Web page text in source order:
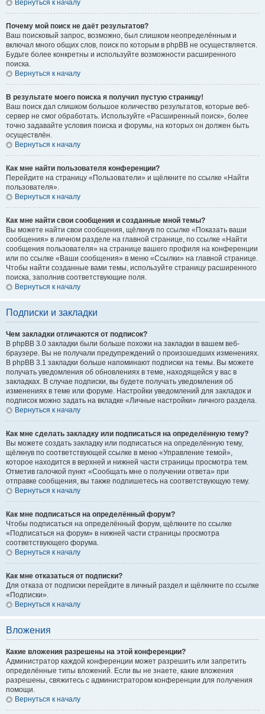
Вернуться к началу
Почему мой поиск не даёт результатов?
Ваш поисковый запрос, возможно, был слишком неопределённым и
включал много общих слов, поиск по которым в phpBB не осуществляется.
Будьте более конкретны и используйте возможности расширенного
поиска.
Вернуться к началу
В результате моего поиска я получил пустую страницу!
Ваш поиск дал слишком большое количество результатов, которые веб-
сервер не смог обработать. Используйте «Расширенный поиск», более
точно задавайте условия поиска и форумы, на которых он должен быть
осуществлён.
Вернуться к началу
Как мне найти пользователя конференции?
Перейдите на страницу «Пользователи» и щёлкните по ссылке «Найти
пользователя».
Вернуться к началу
Как мне найти свои сообщения и созданные мной темы?
Вы можете найти свои сообщения, щёлкнув по ссылке «Показать ваши
сообщения» в личном разделе на главной странице, по ссылке «Найти
сообщения пользователя» на странице вашего профиля на конференции
или по ссылке «Ваши сообщения» в меню «Ссылки» на главной странице.
Чтобы найти созданные вами темы, используйте страницу расширенного
поиска, заполнив соответствующие поля.
Вернуться к началу
Подписки и закладки
Чем закладки отличаются от подписок?
В phpBB 3.0 закладки были больше похожи на закладки в вашем веб-
браузере. Вы не получали предупреждений о произошедших изменениях.
В phpBB 3.1 закладки больше напоминают подписки на темы. Вы можете
получать уведомления об обновлениях в теме, находящейся у вас в
закладках. В случае подписки, вы будете получать уведомления об
изменениях в теме или форуме. Настройки уведомлений для закладок и
подписок можно задать на вкладке «Личные настройки» личного раздела.
Вернуться к началу
Как мне сделать закладку или подписаться на определённую тему?
Вы можете создать закладку или подписаться на определённую тему,
щёлкнув по соответствующей ссылке в меню «Управление темой»,
которое находится в верхней и нижней части страницы просмотра тем.
Отметив галочкой пункт «Сообщать мне о получении ответа» при
отправке сообщения, вы также подпишетесь на соответствующую тему.
Вернуться к началу
Как мне подписаться на определённый форум?
Чтобы подписаться на определённый форум, щёлкните по ссылке
«Подписаться на форум» в нижней части страницы просмотра
соответствующего форума.
Вернуться к началу
Как мне отказаться от подписки?
Для отказа от подписки перейдите в личный раздел и щёлкните по ссылке
«Подписки».
Вернуться к началу
Вложения
Какие вложения разрешены на этой конференции?
Администратор каждой конференции может разрешить или запретить
определённые типы вложений. Если вы не знаете, какие вложения
разрешены, свяжитесь с администратором конференции для получения
помощи.
Вернуться к началу